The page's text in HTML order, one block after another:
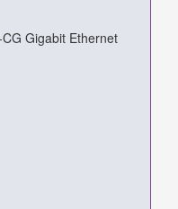
Gigabit Ethernet